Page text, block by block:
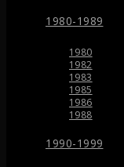
1980-1989
1980
1982
1983
1985
1986
1988
1990-1999